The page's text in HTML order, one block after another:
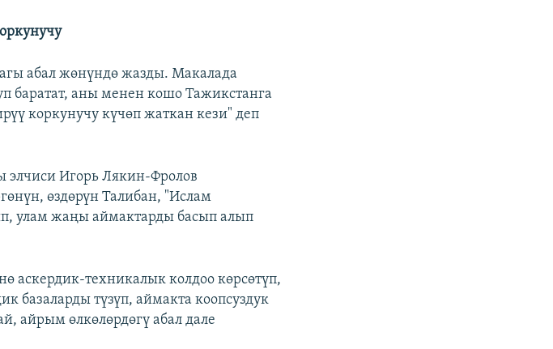
абал жөнүндө жазды. Макалада
баратат, аны менен кошо Тажикстанга
коркунучу күчөп жаткан кези" деп
элчиси Игорь Лякин-Фролов
өздөрүн Талибан, "Ислам
улам жаңы аймактарды басып алып
аскердик-техникалык колдоо көрсөтүп,
базаларды түзүп, аймакта коопсуздук
айрым өлкөлөрдөгү абал дале